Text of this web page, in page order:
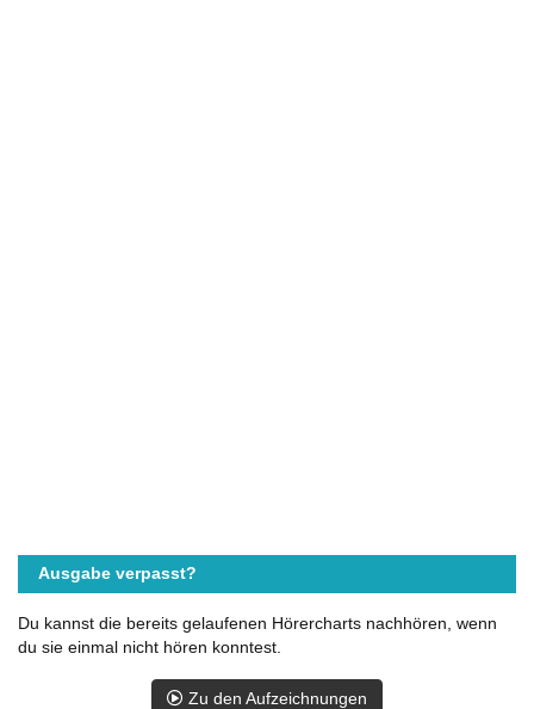
Ausgabe verpasst?
Du kannst die bereits gelaufenen Hörercharts nachhören, wenn
du sie einmal nicht hören konntest.
Zu den Aufzeichnungen